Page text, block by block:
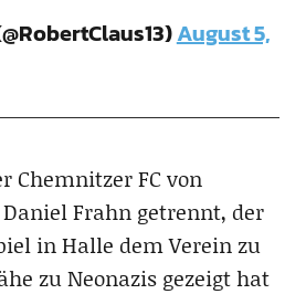
August 5,
Chemnitzer FC von
Frahn getrennt, der
in Halle dem Verein zu
zu Neonazis gezeigt hat